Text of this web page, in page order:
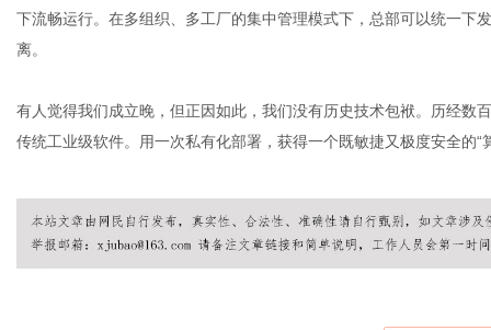
下流畅运行。在多组织、多工厂的集中管理模式下，总部可以统一下
离。
有人觉得我们成立晚，但正因如此，我们没有历史技术包袱。历经数
传统工业级软件。用一次私有化部署，获得一个既敏捷又极度安全的